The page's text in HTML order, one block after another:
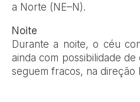
a Norte (NE–N).
Noite
Durante a noite, o céu
ainda com possibilidade
seguem fracos, na direção